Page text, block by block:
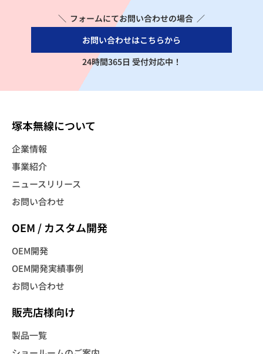
＼ フォームにてお問い合わせの場合 ／
お問い合わせはこちらから
24時間365日 受付対応中！
塚本無線について
企業情報
事業紹介
ニュースリリース
お問い合わせ
OEM / カスタム開発
OEM開発
OEM開発実績事例
お問い合わせ
販売店様向け
製品一覧